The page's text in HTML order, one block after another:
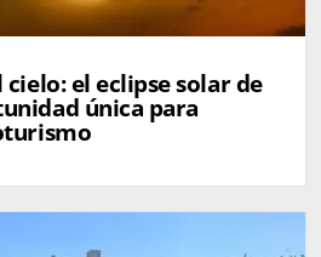
el eclipse solar de
única para